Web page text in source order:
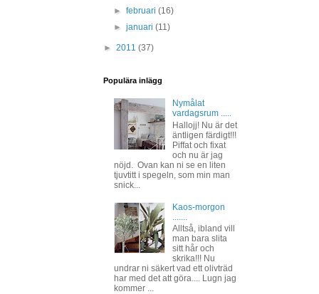
►februari(16)
►januari(11)
► 2011 (37)
Populära inlägg
Nymålat
vardagsrum .....
Hallojj! Nu är det
äntligen färdigt!!!
Piffat och fixat
och nu är jag
nöjd. Ovan kan ni se en liten
tjuvtitt i spegeln, som min man
snick...
Kaos-morgon
Alltså, ibland vill
man bara slita
sitt hår och
skrika!!! Nu
undrar ni säkert vad ett olivträd
har med det att göra.... Lugn jag
kommer ...